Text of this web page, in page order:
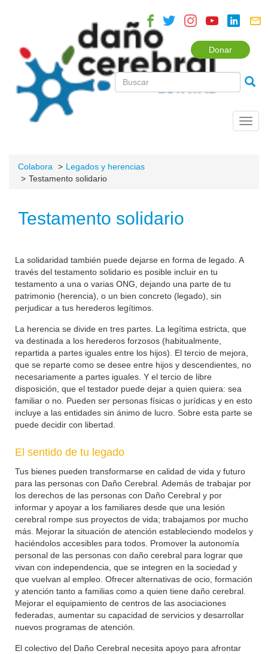
Donar
Colabora
Legados y herencias
Testamento solidario
Testamento solidario
La solidaridad también puede dejarse en forma de legado. A
través del testamento solidario es posible incluir en tu
testamento a una o varias ONG, dejando una parte de tu
patrimonio (herencia), o un bien concreto (legado), sin
perjudicar a tus herederos legítimos.
La herencia se divide en tres partes. La legítima estricta, que
va destinada a los herederos forzosos (habitualmente,
repartida a partes iguales entre los hijos). El tercio de mejora,
que se reparte como se desee entre hijos y descendientes, no
necesariamente a partes iguales. Y el tercio de libre
disposición, que el testador puede dejar a quien quiera: sea
familiar o no. Pueden ser personas físicas o jurídicas y en esto
incluye a las entidades sin ánimo de lucro. Sobre esta parte se
puede decidir con libertad.
El sentido de tu legado
Tus bienes pueden transformarse en calidad de vida y futuro
para las personas con Daño Cerebral. Además de trabajar por
los derechos de las personas con Daño Cerebral y por
informar y apoyar a los familiares desde que una lesión
cerebral rompe sus proyectos de vida; trabajamos por mucho
más. Mejorar la situación de atención estableciendo modelos y
haciéndolos accesibles para todos. Promover la autonomía
personal de las personas con daño cerebral para lograr que
vivan con independencia, que se integren en la sociedad y
que vuelvan al empleo. Ofrecer alternativas de ocio, formación
y atención tanto a familias como a quien tiene daño cerebral.
Mejorar el equipamiento de centros de las asociaciones
federadas, aumentar su capacidad de servicios y desarrollar
nuevos programas de atención.
El colectivo del Daño Cerebral necesita apoyo para afrontar